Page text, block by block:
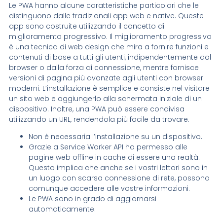
Le PWA hanno alcune caratteristiche particolari che le
distinguono dalle tradizionali app web e native. Queste
app sono costruite utilizzando il concetto di
miglioramento progressivo. Il miglioramento progressivo
è una tecnica di web design che mira a fornire funzioni e
contenuti di base a tutti gli utenti, indipendentemente dal
browser o dalla forza di connessione, mentre fornisce
versioni di pagina più avanzate agli utenti con browser
moderni. L’installazione è semplice e consiste nel visitare
un sito web e aggiungerlo alla schermata iniziale di un
dispositivo. Inoltre, una PWA può essere condivisa
utilizzando un URL, rendendola più facile da trovare.
Non è necessaria l’installazione su un dispositivo.
Grazie a Service Worker API ha permesso alle
pagine web offline in cache di essere una realtà.
Questo implica che anche se i vostri lettori sono in
un luogo con scarsa connessione di rete, possono
comunque accedere alle vostre informazioni.
Le PWA sono in grado di aggiornarsi
automaticamente.